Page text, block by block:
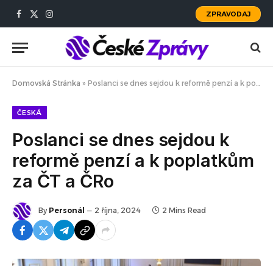
Facebook
X
Instagram
ZPRAVODAJ
Domovská Stránka » Poslanci se dnes sejdou k reformě penzí a k poplatkům za ČT a ČRo
ČESKÁ
Poslanci se dnes sejdou k
reformě penzí a k poplatkům
za ČT a ČRo
By Personál 2 října, 2024 2 Mins Read